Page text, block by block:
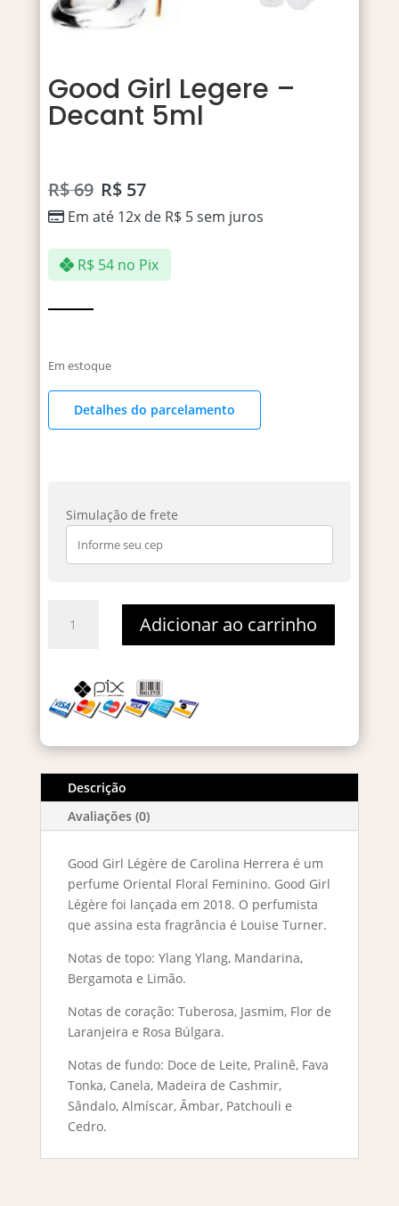
Good Girl Legere –
Decant 5ml
R$69 R$57
Em até 12x de R$ 5sem juros
R$ 54 no Pix
Em estoque
Detalhes do parcelamento
Simulação de frete
Decant
5ml
Adicionar ao carrinho
Descrição
Avaliações (0)
Good Girl Légère de Carolina Herrera é um
perfume Oriental Floral Feminino. Good Girl
Légère foi lançada em 2018. O perfumista
que assina esta fragrância é Louise Turner.
Notas de topo: Ylang Ylang, Mandarina,
Bergamota e Limão.
Notas de coração: Tuberosa, Jasmim, Flor de
Laranjeira e Rosa Búlgara.
Notas de fundo: Doce de Leite, Pralinê, Fava
Tonka, Canela, Madeira de Cashmir,
Sândalo, Almíscar, Âmbar, Patchouli e
Cedro.